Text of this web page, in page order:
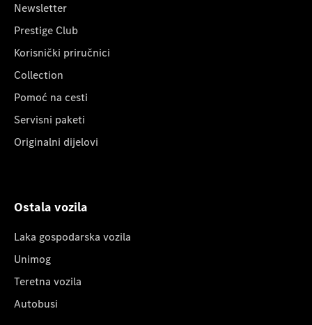
Newsletter
Prestige Club
Korisnički priručnici
Collection
Pomoć na cesti
Servisni paketi
Originalni dijelovi
Ostala vozila
Laka gospodarska vozila
Unimog
Teretna vozila
Autobusi